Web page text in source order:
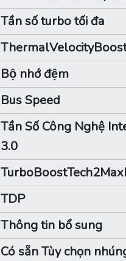
Tần số turbo tối đa
Bộ nhớ đệm
Bus Speed
Tần Số Công Nghệ
3.0
TDP
Thông tin bổ sung
Có sẵn Tùy chọn